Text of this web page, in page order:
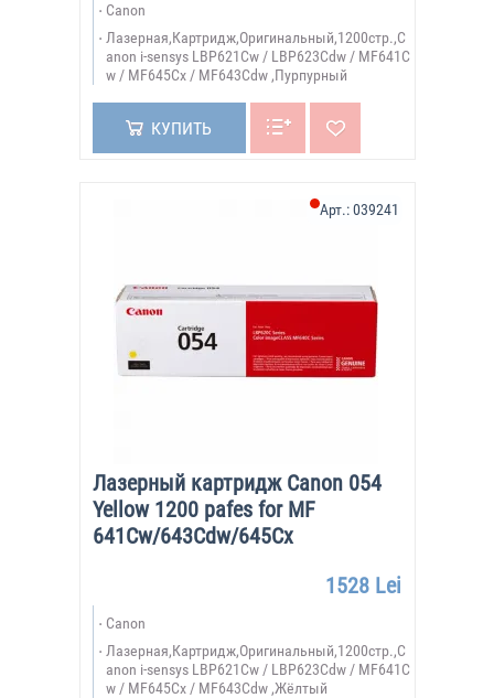
Canon
Лазерная,Картридж,Оригинальный,1200стр.,C
anon i-sensys LBP621Cw / LBP623Cdw / MF641C
w / MF645Cx / MF643Cdw ,Пурпурный
КУПИТЬ
Лазерный картридж Canon 054
Yellow 1200 pafes for MF
641Cw/643Cdw/645Cx
Арт.:039241
1528 Lei
Canon
Лазерная,Картридж,Оригинальный,1200стр.,C
anon i-sensys LBP621Cw / LBP623Cdw / MF641C
w / MF645Cx / MF643Cdw ,Жёлтый